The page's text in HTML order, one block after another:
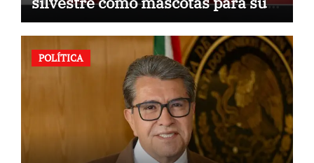
comercialización
POLÍTICA